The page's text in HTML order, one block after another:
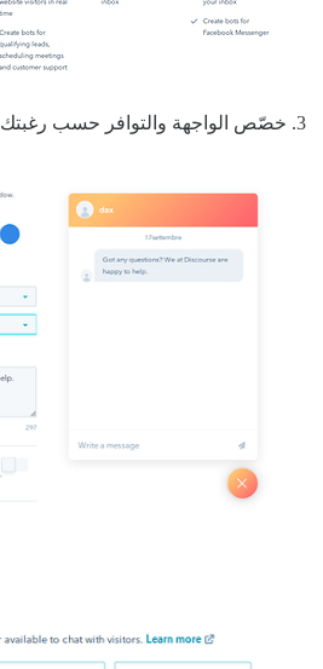
خصّص الواجهة والتوافر حسب رغبتك